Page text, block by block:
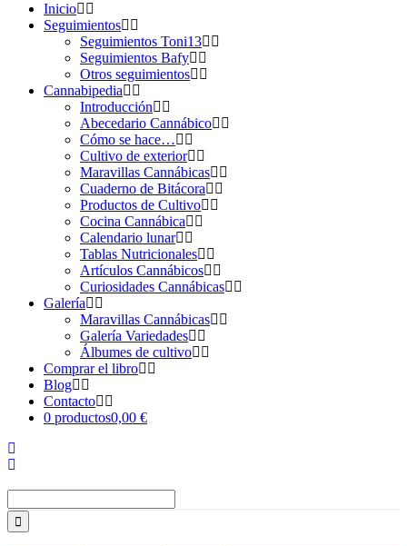
Inicio
Seguimientos
Seguimientos Toni13
Seguimientos Bafy
Otros seguimientos
Cannabipedia
Introducción
Abecedario Cannábico
Cómo se hace…
Cultivo de exterior
Maravillas Cannábicas
Cuaderno de Bitácora
Productos de Cultivo
Cocina Cannábica
Calendario lunar
Tablas Nutricionales
Artículos Cannábicos
Curiosidades Cannábicas
Galería
Maravillas Cannábicas
Galería Variedades
Álbumes de cultivo
Comprar el libro
Blog
Contacto
0 productos0,00 €